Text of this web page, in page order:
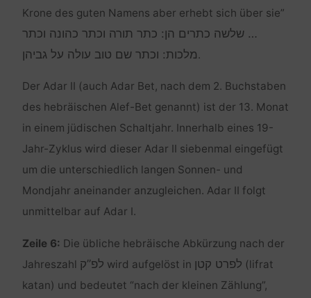
Krone des guten Namens aber erhebt sich über sie”
… שלשה כתרים הן: כתר תורה וכתר כהונה וכתר
מלכות: וכתר שם טוב עולה על גביהן.
Der Adar II (auch Adar Bet, nach dem 2. Buchstaben
des hebräischen Alef-Bet genannt) ist der 13. Monat
in einem jüdischen Schaltjahr. Innerhalb eines 19-
Jahr-Zyklus wird dieser Adar II siebenmal eingefügt
um die unterschiedlich langen Sonnen- und
Mondjahr aneinander anzugleichen. Adar II folgt
unmittelbar auf Adar I.
Zeile 6: Die übliche hebräische Abkürzung nach der
Jahreszahl לפ”ק wird aufgelöst in לפרט קטן (lifrat
katan) und bedeutet “nach der kleinen Zählung”,